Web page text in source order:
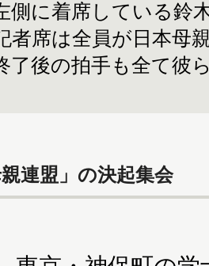
側に着席している鈴
者席は全員が日本母
了後の拍手も全て彼
連盟」の決起集会